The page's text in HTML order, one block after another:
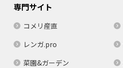
専門サイト
コメリ産直
レンガ.pro
菜園&ガーデン